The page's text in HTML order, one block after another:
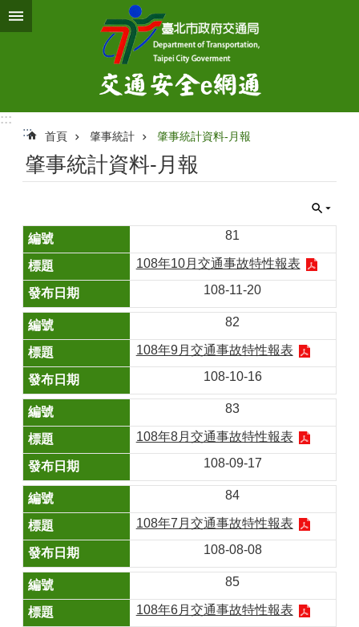
跳到主要內容區塊
:::
:::
首頁 肇事統計 肇事統計資料-月報
肇事統計資料-月報
81
108年10月交通事故特性報表
108-11-20
82
108年9月交通事故特性報表
108-10-16
83
108年8月交通事故特性報表
108-09-17
84
108年7月交通事故特性報表
108-08-08
85
108年6月交通事故特性報表